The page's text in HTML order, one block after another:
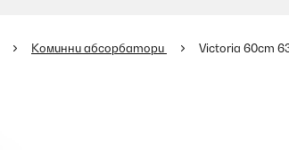
Коминни абсорбатори Victoria 60cm